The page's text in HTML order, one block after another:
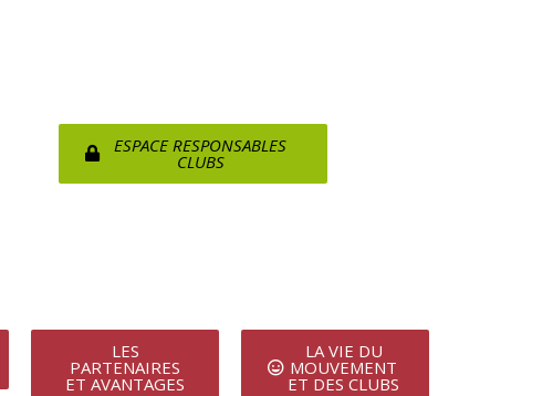
ESPACE RESPONSABLES
CLUBS
LES
PARTENAIRES
ET AVANTAGES
LA VIE DU
MOUVEMENT
ET DES CLUBS